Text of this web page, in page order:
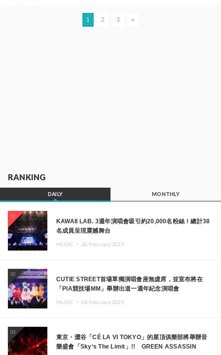
1 2 3 »
RANKING
DAILY MONTHLY
01
KAWAII LAB. 3週年演唱會吸引約20,000名粉絲！總計38
名成員呈現震撼舞台
MUSIC ・ 26.February.2025
02
CUTIE STREET首場單獨演唱會座無虛席，並宣布將在
「PIA競技場MM」舉辦出道一週年紀念演唱會
MUSIC ・ 04.February.2025
03
東京・澀谷「CÉ LA VI TOKYO」的屋頂俱樂部將舉辦音
樂盛會「Sky‘s The Limit」!! GREEN ASSASSIN